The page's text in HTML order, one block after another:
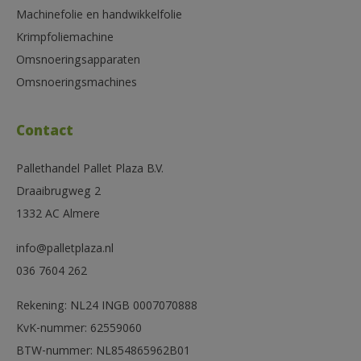
Machinefolie en handwikkelfolie
Krimpfoliemachine
Omsnoeringsapparaten
Omsnoeringsmachines
Contact
Pallethandel Pallet Plaza B.V.
Draaibrugweg 2
1332 AC Almere
info@palletplaza.nl
036 7604 262
Rekening: NL24 INGB 0007070888
KvK-nummer: 62559060
BTW-nummer: NL854865962B01